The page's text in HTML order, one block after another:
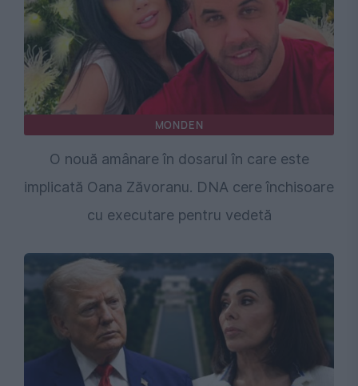
MONDEN
O nouă amânare în dosarul în care este
implicată Oana Zăvoranu. DNA cere închisoare
cu executare pentru vedetă